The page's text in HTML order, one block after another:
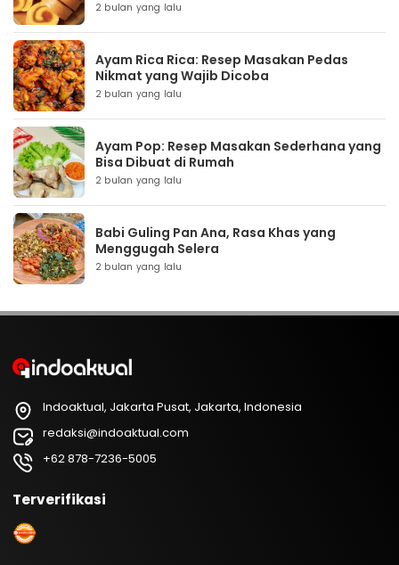
2 bulan yang lalu
Ayam Rica Rica: Resep Masakan Pedas
Nikmat yang Wajib Dicoba
2 bulan yang lalu
Ayam Pop: Resep Masakan Sederhana yang
Bisa Dibuat di Rumah
2 bulan yang lalu
Babi Guling Pan Ana, Rasa Khas yang
Menggugah Selera
2 bulan yang lalu
Indoaktual, Jakarta Pusat, Jakarta, Indonesia
redaksi@indoaktual.com
+62 878-7236-5005
Terverifikasi